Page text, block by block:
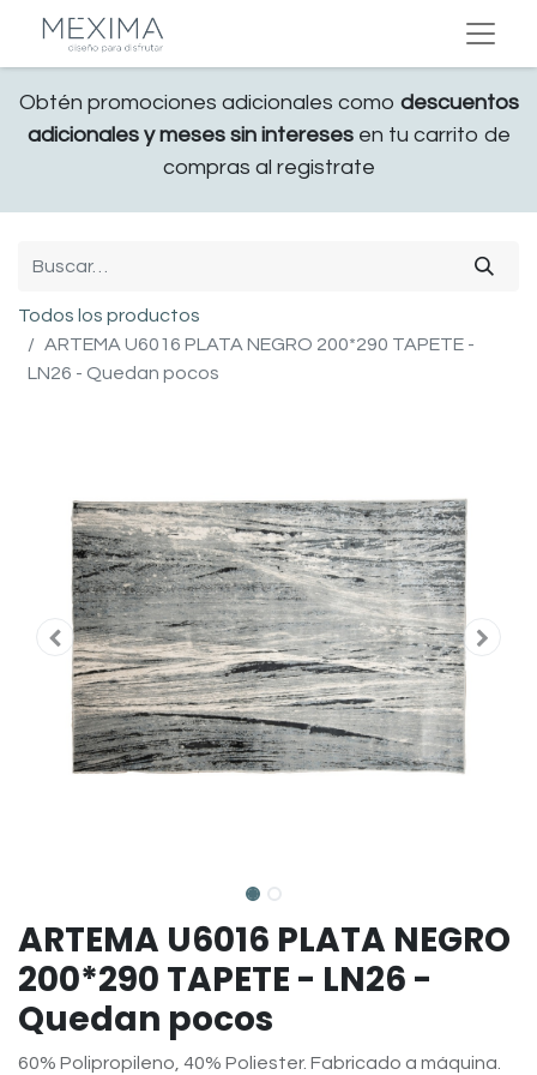
Obtén promociones adicionales como descuentos
adicionales y meses sin interesesen tu carrito de
compras al registrate
Todos los productos
ARTEMA U6016 PLATA NEGRO 200*290 TAPETE -
LN26 - Quedan pocos
ARTEMA U6016 PLATA NEGRO
200*290 TAPETE - LN26 -
Quedan pocos
60% Polipropileno, 40% Poliester. Fabricado a máquina.